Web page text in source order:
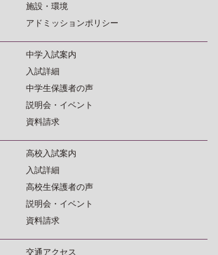
施設・環境
アドミッションポリシー
中学入試案内
入試詳細
中学生保護者の声
説明会・イベント
資料請求
高校入試案内
入試詳細
高校生保護者の声
説明会・イベント
資料請求
交通アクセス